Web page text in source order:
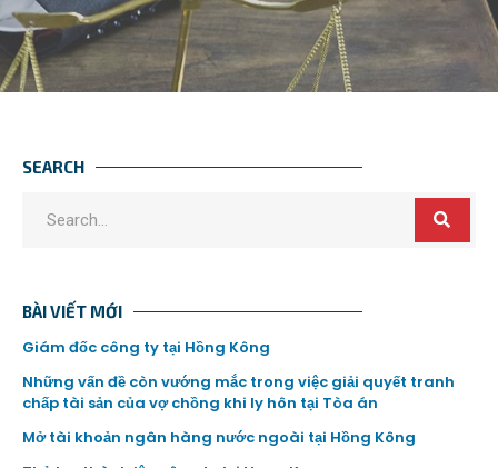
SEARCH
BÀI VIẾT MỚI
Giám đốc công ty tại Hồng Kông
Những vấn đề còn vướng mắc trong việc giải quyết tranh
chấp tài sản của vợ chồng khi ly hôn tại Tòa án
Mở tài khoản ngân hàng nước ngoài tại Hồng Kông